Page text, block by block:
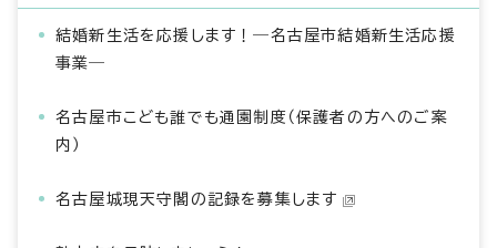
結婚新生活を応援します！―名古屋市結婚新生活応援
事業―
名古屋市こども誰でも通園制度（保護者の方へのご案
内）
名古屋城現天守閣の記録を募集します